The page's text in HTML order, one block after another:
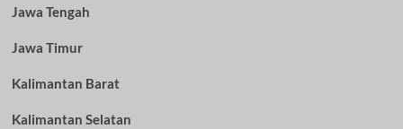
Jawa Tengah
Jawa Timur
Kalimantan Barat
Kalimantan Selatan